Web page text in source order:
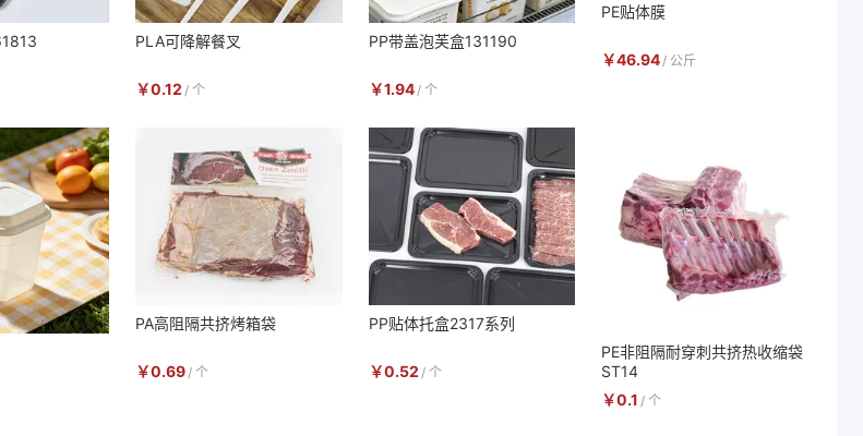
PLA可降解餐叉
￥0.12 / 个
PP带盖泡芙盒131190
￥1.94 / 个
PE贴体膜
￥46.94 / 公斤
PA高阻隔共挤烤箱袋
￥0.69 / 个
PP贴体托盒2317系列
￥0.52 / 个
PE非阻隔耐穿刺共挤热收缩袋
ST14
￥0.1 / 个